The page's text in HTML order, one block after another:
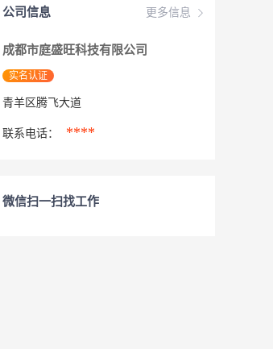
更多信息
公司信息
成都市庭盛旺科技有限公司
实名认证
青羊区腾飞大道
联系电话： ****
微信扫一扫找工作